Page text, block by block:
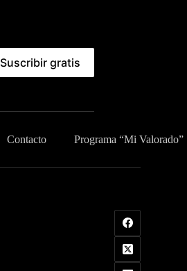
Suscribir gratis
Contacto Programa “Mi Valorado”